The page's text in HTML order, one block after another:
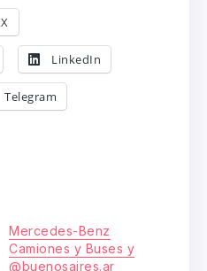
X
LinkedIn
Telegram
Mercedes-Benz
Camiones y Buses y
@buenosaires.ar